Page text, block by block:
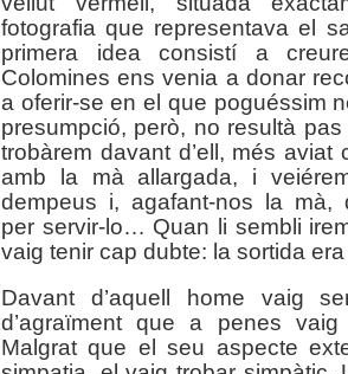
fotografia que representava el
primera idea consistí a
Colomines ens venia a donar
a oferir-se en el que poguéssim
presumpció, però, no resultà
trobàrem davant d’ell, més aviat
amb la mà allargada, i
dempeus i, agafant-nos la mà,
per servir-lo… Quan li sembli
vaig tenir cap dubte: la sortida
Davant d’aquell home vaig
d’agraïment que a penes vaig
Malgrat que el seu aspecte